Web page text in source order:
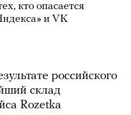
кто опасается
и VK
российского
склад
Rozetka